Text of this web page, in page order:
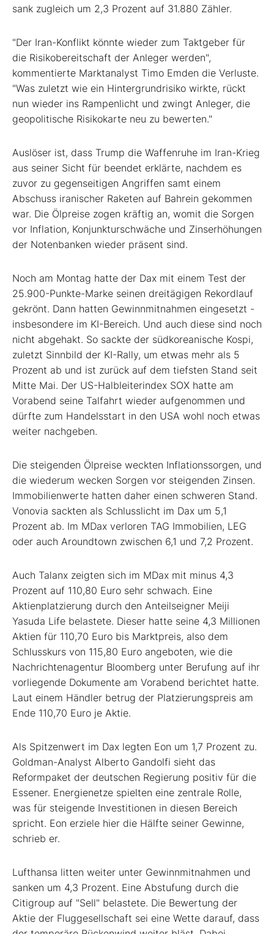
sank zugleich um 2,3 Prozent auf 31.880 Zähler.
"Der Iran-Konflikt könnte wieder zum Taktgeber für
die Risikobereitschaft der Anleger werden",
kommentierte Marktanalyst Timo Emden die Verluste.
"Was zuletzt wie ein Hintergrundrisiko wirkte, rückt
nun wieder ins Rampenlicht und zwingt Anleger, die
geopolitische Risikokarte neu zu bewerten."
Auslöser ist, dass Trump die Waffenruhe im Iran-Krieg
aus seiner Sicht für beendet erklärte, nachdem es
zuvor zu gegenseitigen Angriffen samt einem
Abschuss iranischer Raketen auf Bahrein gekommen
war. Die Ölpreise zogen kräftig an, womit die Sorgen
vor Inflation, Konjunkturschwäche und Zinserhöhungen
der Notenbanken wieder präsent sind.
Noch am Montag hatte der Dax mit einem Test der
25.900-Punkte-Marke seinen dreitägigen Rekordlauf
gekrönt. Dann hatten Gewinnmitnahmen eingesetzt -
insbesondere im KI-Bereich. Und auch diese sind noch
nicht abgehakt. So sackte der südkoreanische Kospi,
zuletzt Sinnbild der KI-Rally, um etwas mehr als 5
Prozent ab und ist zurück auf dem tiefsten Stand seit
Mitte Mai. Der US-Halbleiterindex SOX hatte am
Vorabend seine Talfahrt wieder aufgenommen und
dürfte zum Handelsstart in den USA wohl noch etwas
weiter nachgeben.
Die steigenden Ölpreise weckten Inflationssorgen, und
die wiederum wecken Sorgen vor steigenden Zinsen.
Immobilienwerte hatten daher einen schweren Stand.
Vonovia sackten als Schlusslicht im Dax um 5,1
Prozent ab. Im MDax verloren TAG Immobilien, LEG
oder auch Aroundtown zwischen 6,1 und 7,2 Prozent.
Auch Talanx zeigten sich im MDax mit minus 4,3
Prozent auf 110,80 Euro sehr schwach. Eine
Aktienplatzierung durch den Anteilseigner Meiji
Yasuda Life belastete. Dieser hatte seine 4,3 Millionen
Aktien für 110,70 Euro bis Marktpreis, also dem
Schlusskurs von 115,80 Euro angeboten, wie die
Nachrichtenagentur Bloomberg unter Berufung auf ihr
vorliegende Dokumente am Vorabend berichtet hatte.
Laut einem Händler betrug der Platzierungspreis am
Ende 110,70 Euro je Aktie.
Als Spitzenwert im Dax legten Eon um 1,7 Prozent zu.
Goldman-Analyst Alberto Gandolfi sieht das
Reformpaket der deutschen Regierung positiv für die
Essener. Energienetze spielten eine zentrale Rolle,
was für steigende Investitionen in diesen Bereich
spricht. Eon erziele hier die Hälfte seiner Gewinne,
schrieb er.
Lufthansa litten weiter unter Gewinnmitnahmen und
sanken um 4,3 Prozent. Eine Abstufung durch die
Citigroup auf "Sell" belastete. Die Bewertung der
Aktie der Fluggesellschaft sei eine Wette darauf, dass